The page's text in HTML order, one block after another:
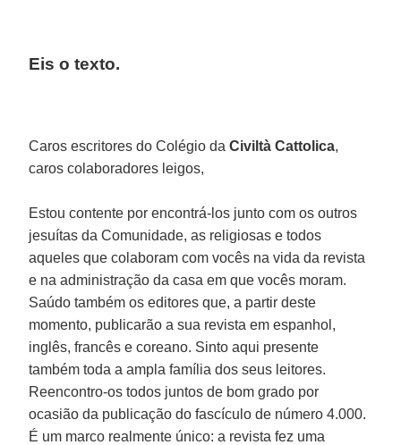
Eis o texto.
Caros escritores do Colégio daCiviltà Cattolica,
caros colaboradores leigos,
Estou contente por encontrá-los junto com os outros
jesuítas da Comunidade, as religiosas e todos
aqueles que colaboram com vocês na vida da revista
e na administração da casa em que vocês moram.
Saúdo também os editores que, a partir deste
momento, publicarão a sua revista em espanhol,
inglês, francês e coreano. Sinto aqui presente
também toda a ampla família dos seus leitores.
Reencontro-os todos juntos de bom grado por
ocasião da publicação do fascículo de número 4.000.
É um marco realmente único: a revista fez uma